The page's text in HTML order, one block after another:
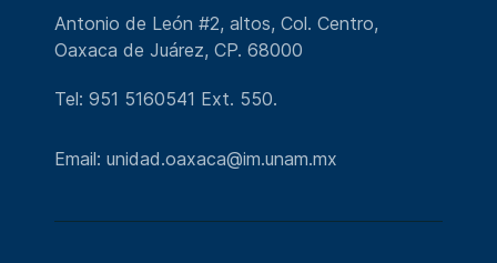
Antonio de León #2, altos, Col. Centro,
Oaxaca de Juárez, CP. 68000
Tel: 951 5160541 Ext. 550.
Email: unidad.oaxaca@im.unam.mx